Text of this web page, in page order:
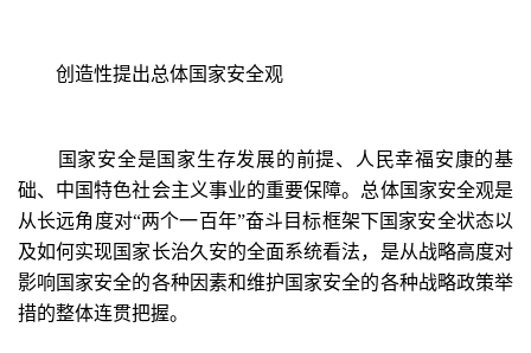
创造性提出总体国家安全观
国家安全是国家生存发展的前提、人民幸福安康的基
础、中国特色社会主义事业的重要保障。总体国家安全观是
从长远角度对“两个一百年”奋斗目标框架下国家安全状态以
及如何实现国家长治久安的全面系统看法，是从战略高度对
影响国家安全的各种因素和维护国家安全的各种战略政策举
措的整体连贯把握。